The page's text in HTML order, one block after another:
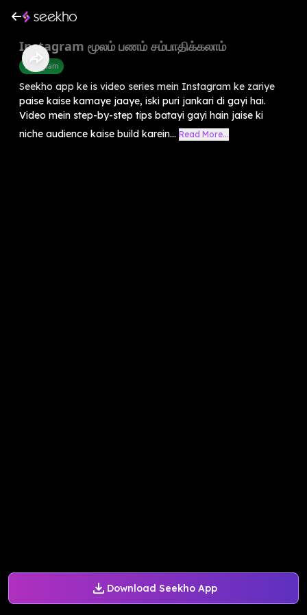
Download Seekho App
Instagram மூலம் பணம் சம்பாதிக்கலாம்
Instagram
Seekho app ke is video series mein Instagram ke zariye
paise kaise kamaye jaaye, iski puri jankari di gayi hai.
Video mein step-by-step tips batayi gayi hain jaise ki
niche audience kaise build karein... Read More...